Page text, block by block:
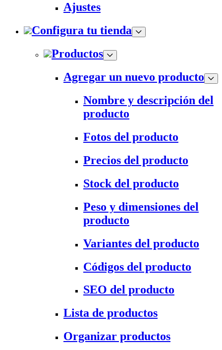
Ajustes
Configura tu tienda
Productos
Agregar un nuevo producto
Nombre y descripción del
producto
Fotos del producto
Precios del producto
Stock del producto
Peso y dimensiones del
producto
Variantes del producto
Códigos del producto
SEO del producto
Lista de productos
Organizar productos